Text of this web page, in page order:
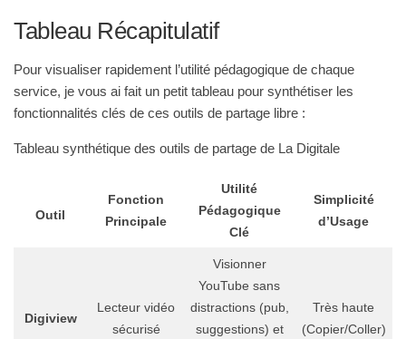
Tableau Récapitulatif
Pour visualiser rapidement l’utilité pédagogique de chaque
service, je vous ai fait un petit tableau pour synthétiser les
fonctionnalités clés de ces outils de partage libre :
Tableau synthétique des outils de partage de La Digitale
Outil
Fonction
Principale
Utilité
Pédagogique
Clé
Simplicité
d’Usage
Digiview
Lecteur vidéo
sécurisé
Visionner
YouTube sans
distractions (pub,
suggestions) et
Très haute
(Copier/Coller)